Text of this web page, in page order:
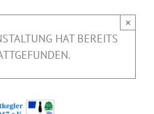
HAT BEREITS
×